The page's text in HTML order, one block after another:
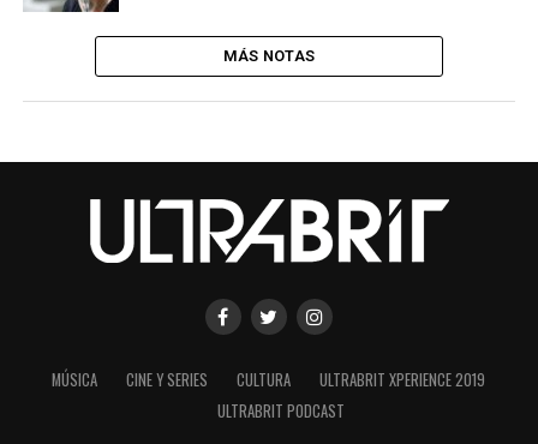
MÁS NOTAS
MÚSICA CINE Y SERIES CULTURA
ULTRABRIT XPERIENCE 2019
ULTRABRIT PODCAST